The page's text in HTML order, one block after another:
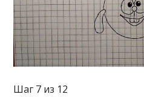
Шаг 7 из 12